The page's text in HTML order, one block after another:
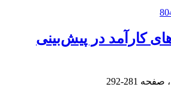
کارآمد در پیش‌بینی
281-292